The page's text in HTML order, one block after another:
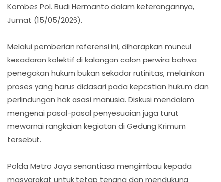
Kombes Pol. Budi Hermanto dalam keterangannya,
Jumat (15/05/2026).
Melalui pemberian referensi ini, diharapkan muncul
kesadaran kolektif di kalangan calon perwira bahwa
penegakan hukum bukan sekadar rutinitas, melainkan
proses yang harus didasari pada kepastian hukum dan
perlindungan hak asasi manusia. Diskusi mendalam
mengenai pasal-pasal penyesuaian juga turut
mewarnai rangkaian kegiatan di Gedung Krimum
tersebut.
Polda Metro Jaya senantiasa mengimbau kepada
masyarakat untuk tetap tenang dan mendukung